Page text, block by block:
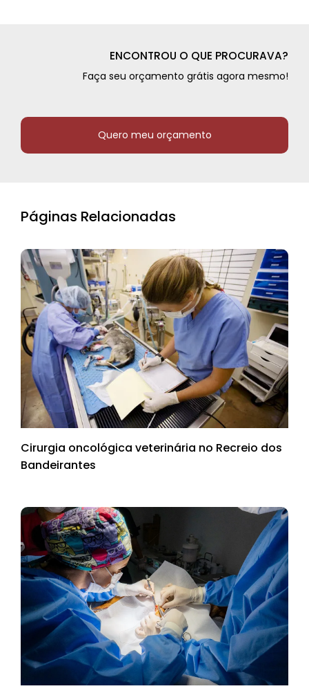
ENCONTROU O QUE PROCURAVA?
Faça seu orçamento grátis agora mesmo!
Quero meu orçamento
Páginas Relacionadas
Cirurgia oncológica veterinária no Recreio dos
Bandeirantes